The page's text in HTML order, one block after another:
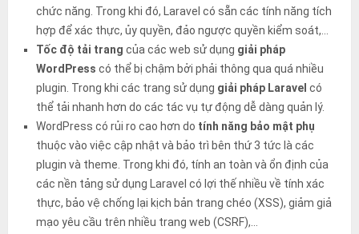
chức năng. Trong khi đó, Laravel có sẵn các tính năng tích
hợp để xác thực, ủy quyền, đảo ngược quyền kiểm soát,…
Tốc độ tải trangcủa các web sử dụng giải pháp
WordPress có thể bị chậm bởi phải thông qua quá nhiều
plugin. Trong khi các trang sử dụng giải pháp Laravelcó
thể tải nhanh hơn do các tác vụ tự động dễ dàng quản lý.
WordPress có rủi ro cao hơn do tính năng bảo mật phụ
thuộc vào việc cập nhật và bảo trì bên thứ 3 tức là các
plugin và theme. Trong khi đó, tính an toàn và ổn định của
các nền tảng sử dụng Laravel có lợi thế nhiều về tính xác
thực, bảo vệ chống lại kịch bản trang chéo (XSS), giảm giả
mạo yêu cầu trên nhiều trang web (CSRF),…